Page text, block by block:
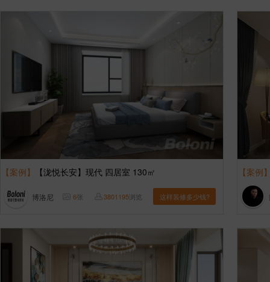
【案例】 【泷悦长安】现代 四居室 130㎡
博洛尼 6张 3801195浏览 这样装修多少钱?
【案例